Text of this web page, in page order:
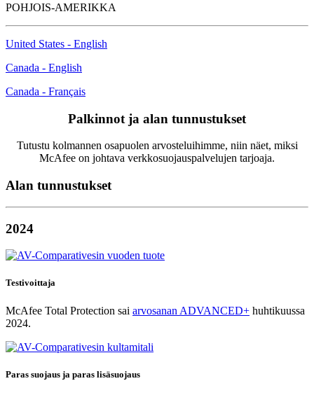
POHJOIS-AMERIKKA
United States - English
Canada - English
Canada - Français
Palkinnot ja alan tunnustukset
Tutustu kolmannen osapuolen arvosteluihimme, niin näet, miksi
McAfee on johtava verkkosuojauspalvelujen tarjoaja.
Alan tunnustukset
2024
Testivoittaja
McAfee Total Protection sai arvosanan ADVANCED+ huhtikuussa
2024.
Paras suojaus ja paras lisäsuojaus